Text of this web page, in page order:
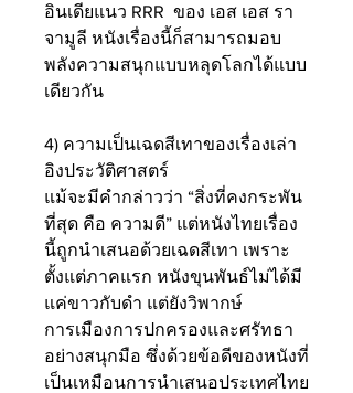
อินเดียแนว RRR  ของ เอส เอส รา
จามูลี หนังเรื่องนี้ก็สามารถมอบ
พลังความสนุกแบบหลุดโลกได้แบบ
เดียวกัน
4) ความเป็นเฉดสีเทาของเรื่องเล่า
อิงประวัติศาสตร์
แม้จะมีคำกล่าวว่า “สิ่งที่คงกระพัน
ที่สุด คือ ความดี” แต่หนังไทยเรื่อง
นี้ถูกนำเสนอด้วยเฉดสีเทา เพราะ
ตั้งแต่ภาคแรก หนังขุนพันธ์ไม่ได้มี
แค่ขาวกับดำ แต่ยังวิพากษ์
การเมืองการปกครองและศรัทธา
อย่างสนุกมือ ซึ่งด้วยข้อดีของหนังที่
เป็นเหมือนการนำเสนอประเทศไทย